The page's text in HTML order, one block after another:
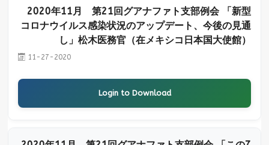
2020年11月 第21回グアナファト支部例会 「新型
コロナウイルス感染状況のアップデート、今後の見通
し」松木医務官（在メキシコ日本国大使館）
11-27-2020
Login to Download